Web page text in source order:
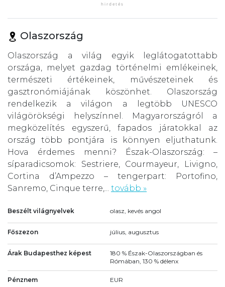
Olaszország
Olaszország a világ egyik leglátogatottabb
országa, melyet gazdag történelmi emlékeinek,
természeti értékeinek, művészeteinek és
gasztronómiájának köszönhet. Olaszország
rendelkezik a világon a legtöbb UNESCO
világörökségi helyszínnel. Magyarországról a
megközelítés egyszerű, fapados járatokkal az
ország több pontjára is könnyen eljuthatunk.
Hova érdemes menni? Észak-Olaszország: –
síparadicsomok: Sestriere, Courmayeur, Livigno,
Cortina d’Ampezzo – tengerpart: Portofino,
Sanremo, Cinque terre,... tovább »
Beszélt világnyelvek olasz, kevés angol
Főszezon július, augusztus
Árak Budapesthez képest
180 % Észak-Olaszországban és
Rómában, 130 % délenx
Pénznem EUR